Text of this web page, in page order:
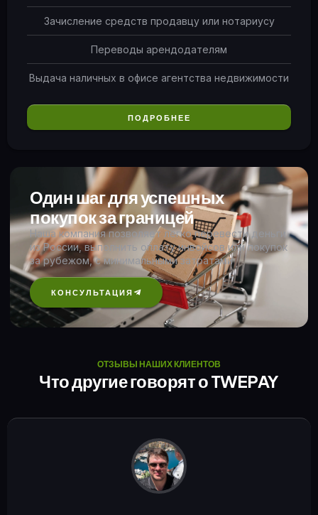
Зачисление средств продавцу или нотариусу
Переводы арендодателям
Выдача наличных в офисе агентства недвижимости
ПОДРОБНЕЕ
Один шаг для успешных
покупок за границей
Наша компания позволяет легко перевести деньги
из России, выполнить оплату инвойсов или покупок
за рубежом, с минимальными затратами
КОНСУЛЬТАЦИЯ
ОТЗЫВЫ НАШИХ КЛИЕНТОВ
Что другие говорят о TWEPAY